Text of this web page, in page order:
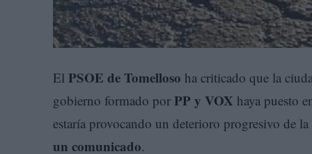
El PSOE de Tomelloso ha criticado que la
gobierno formado por PP y VOX haya puesto
estaría provocando un deterioro progresivo de
un comunicado.